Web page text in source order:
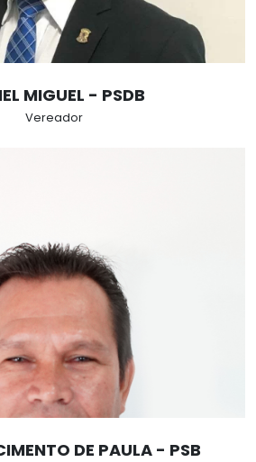
MIGUEL - PSDB
Vereador
DE PAULA - PSB